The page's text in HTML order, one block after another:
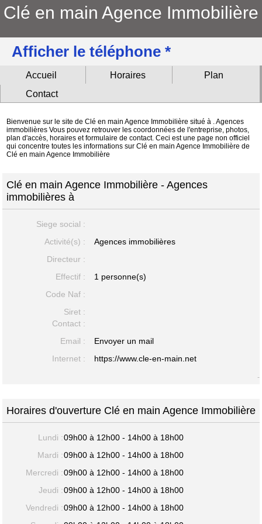
Clé en main Agence Immobilière
Afficher le téléphone *
Accueil Horaires
Plan
Contact
Bienvenue sur le site de Clé en main Agence Immobilière situé à . Agences
immobilières Vous pouvez retrouver les coordonnées de l'entreprise, photos,
plan d'accès, horaires et formulaire de contact. Ceci est une page non officiel
qui concentre toutes les informations sur Clé en main Agence Immobilière de
Clé en main Agence Immobilière
Clé en main Agence Immobilière - Agences
immobilières à
Siege social :
Activité(s) :
Agences immobilières
Directeur :
Effectif :
1 personne(s)
Code Naf :
Siret :
Contact :
Email :
Envoyer un mail
Internet :
https://www.cle-en-main.net
-
Horaires d'ouverture Clé en main Agence Immobilière
Lundi :09h00 à 12h00 - 14h00 à 18h00
Mardi :09h00 à 12h00 - 14h00 à 18h00
Mercredi :09h00 à 12h00 - 14h00 à 18h00
Jeudi :09h00 à 12h00 - 14h00 à 18h00
Vendredi :09h00 à 12h00 - 14h00 à 18h00